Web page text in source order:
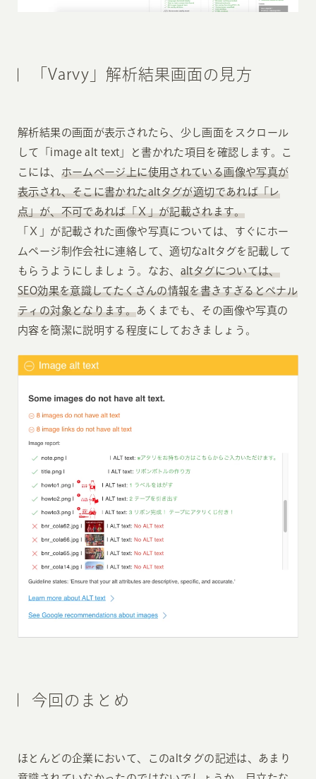
「Varvy」解析結果画面の見方
解析結果の画面が表示されたら、少し画面をスクロール
して「image alt text」と書かれた項目を確認します。こ
こには、 ホームページ上に使用されている画像や写真が
表示され、そこに書かれたaltタグが適切であれば「レ
点」が、不可であれば「Ｘ」が記載されます。
「Ｘ」が記載された画像や写真については、すぐにホー
ムページ制作会社に連絡して、適切なaltタグを記載して
もらうようにしましょう。なお、 altタグについては、
SEO効果を意識してたくさんの情報を書きすぎるとペナル
ティの対象となります。あくまでも、その画像や写真の
内容を簡潔に説明する程度にしておきましょう。
今回のまとめ
ほとんどの企業において、このaltタグの記述は、あまり